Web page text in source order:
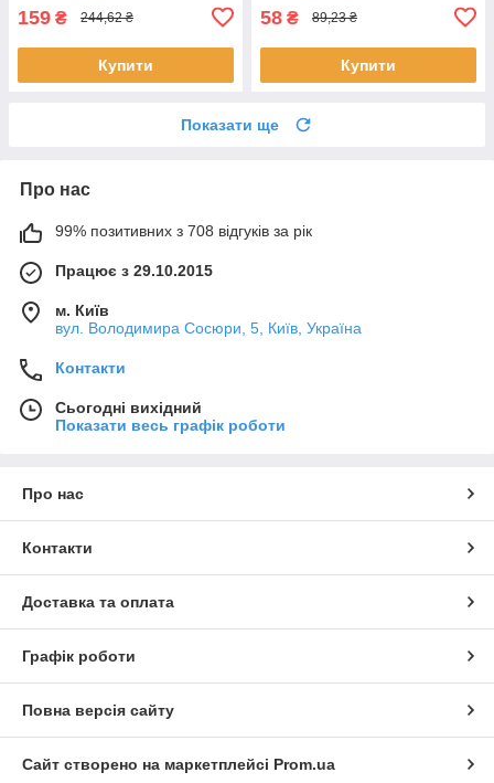
159 ₴ 244,62 ₴
Купити
58 ₴ 89,23 ₴
Купити
Показати ще
Про нас
99% позитивних з 708 відгуків за рік
Працює з 29.10.2015
м. Київ
вул. Володимира Сосюри, 5, Київ, Україна
Контакти
Сьогодні вихідний
Показати весь графік роботи
Про нас
Контакти
Доставка та оплата
Графік роботи
Повна версія сайту
Сайт створено на маркетплейсі Prom.ua